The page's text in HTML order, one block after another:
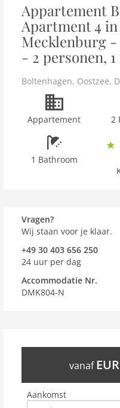
Appartement
Apartment 4
Mecklenburg
- 2 personen,
Boltenhagen, Oostzee,
Appartement 2
1 Bathroom
Vragen?
Wij staan voor je klaar.
+49 30 403 656 250
24 uur per dag
Accommodatie Nr.
DMK804-N
vanafEUR
Aankomst